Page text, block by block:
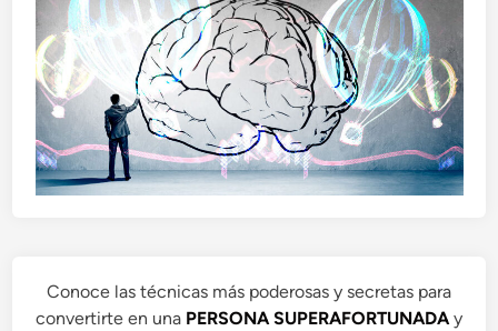
Conoce las técnicas más poderosas y secretas para
convertirte en una PERSONA SUPERAFORTUNADAy